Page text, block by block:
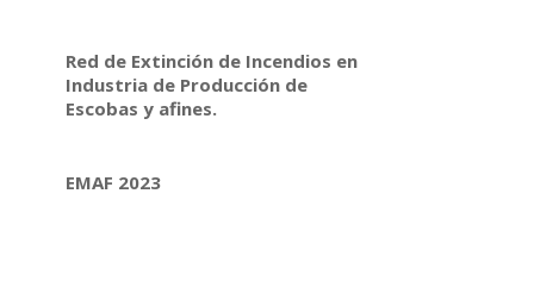
Red de Extinción de Incendios en
Industria de Producción de
Escobas y afines.
EMAF 2023